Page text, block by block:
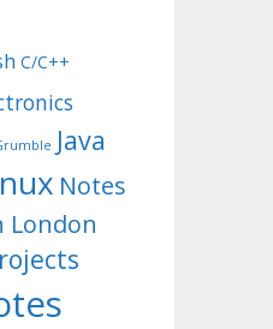
C/C++
Java
Notes
London